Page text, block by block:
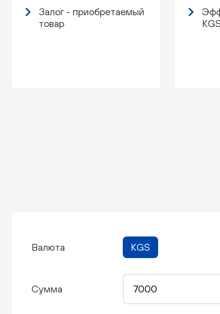
Залог - приобретаемый
товар
Валюта KGS
Сумма